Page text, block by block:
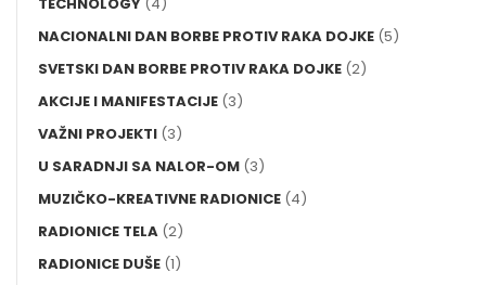
NACIONALNI DAN BORBE PROTIV RAKA DOJKE (5)
SVETSKI DAN BORBE PROTIV RAKA DOJKE (2)
AKCIJE I MANIFESTACIJE (3)
VAŽNI PROJEKTI (3)
U SARADNJI SA NALOR-OM (3)
MUZIČKO-KREATIVNE RADIONICE (4)
RADIONICE TELA (2)
RADIONICE DUŠE (1)